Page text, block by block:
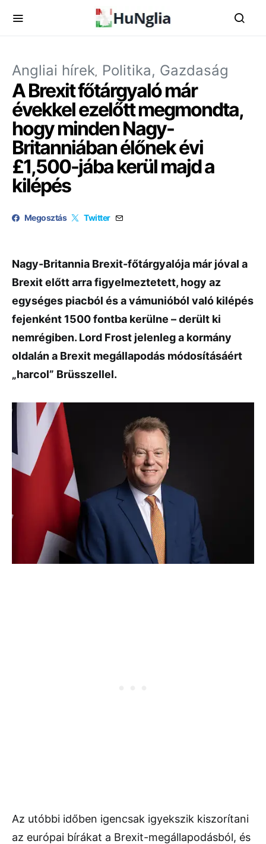
Angliai hírek Politika, Gazdaság
A Brexit főtárgyaló már
évekkel ezelőtt megmondta,
hogy minden Nagy-
Britanniában élőnek évi
£1,500-jába kerül majd a
kilépés
Megosztás Twitter
Nagy-Britannia Brexit-főtárgyalója már jóval a
Brexit előtt arra figyelmeztetett, hogy az
egységes piacból és a vámunióból való kilépés
fejenként 1500 fontba kerülne – derült ki
nemrégiben. Lord Frost jelenleg a kormány
oldalán a Brexit megállapodás módosításáért
„harcol” Brüsszellel.
Az utóbbi időben igencsak igyekszik kiszorítani
az európai bírákat a Brexit-megállapodásból, és